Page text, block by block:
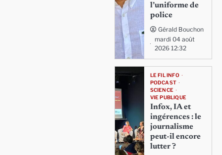
l’uniforme de
police
Gérald Bouchon
mardi 04 août
2026 12:32
LE FIL INFO
PODCAST
SCIENCE
VIE PUBLIQUE
Infox, IA et
ingérences : le
journalisme
peut-il encore
lutter ?